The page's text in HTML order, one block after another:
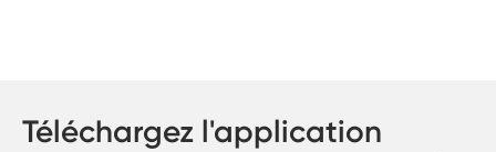
Téléchargez l'application